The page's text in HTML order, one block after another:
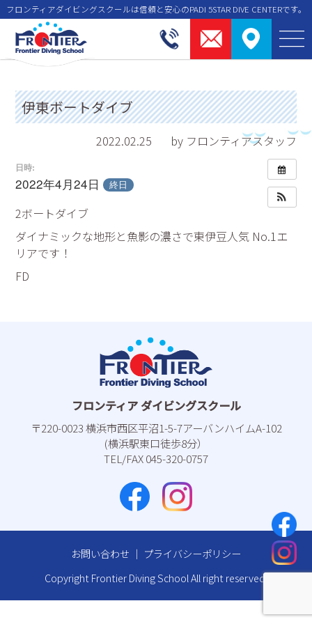
フロンティアダイビングスクールは信頼と安⼼のPADI 5STAR DIVE CENTERです。
伊東ボートダイブ
2022.02.25 by フロンティアスタッフ
日時:
2022年4月24日 終日
2ボートダイブ
ダイナミックな地形と魚影の濃さで東伊豆人気 No.1エ
リアです！
FD
フロンティア ダイビングスクール
〒220-0023 横浜市⻄区平沼1-5-7アーバンハイムA-102
(横浜駅東⼝徒歩8分）
TEL/FAX 045-320-0757
お問い合わせ ｜ プライバシーポリシー
Copyright Frontier Diving School All right reserved.